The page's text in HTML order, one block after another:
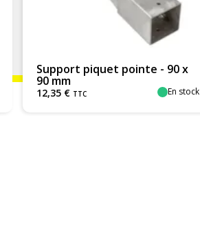
Support piquet pointe - 90 x
90 mm
12,35 € TTC En stock